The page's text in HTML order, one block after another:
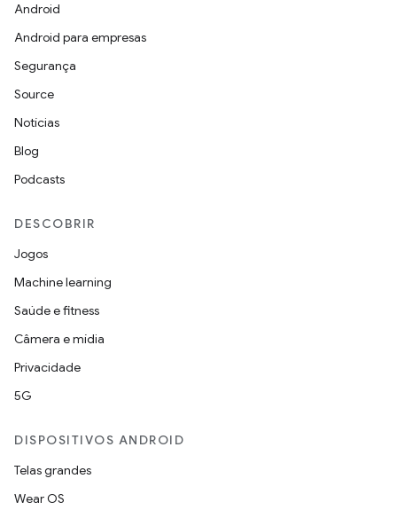
Android
Android para empresas
Segurança
Source
Notícias
Blog
Podcasts
DESCOBRIR
Jogos
Machine learning
Saúde e fitness
Câmera e mídia
Privacidade
5G
DISPOSITIVOS ANDROID
Telas grandes
Wear OS